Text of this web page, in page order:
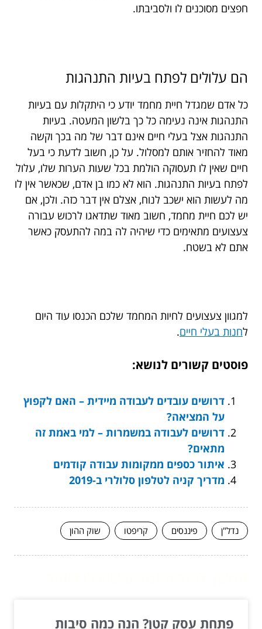
חפצים מסוכנים לו ולסביבתו.
הם עלולים לפתח בעיות התנהגות
כל אדם שמגדל חיית מחמד יודע כי היתקלות עם בעיות
התנהגות אינה נעימה כל כך בלשון המעטה. בעיות
התנהגות אצל בעלי חיים אינם דבר של מה בכך וקשה
מאוד להחזיר אותם למסלול. על כן, חשוב לדעת כי בעל
חיים שאין לו תעסוקה הולמת בכל שעות הערות שלו, עלול
לפתח בעיות התנהגות. הוא לא כמו בן אדם, שכאשר אין לו
מה לעשות הוא ישכב לנוח, אצלם אין דבר כזה. ולכן, אם
יש לכם חיית מחמד, חשוב מאוד שתדאגו לרכוש עבורה
צעצועים מתאימים כדי שיהיה לה במה להתעסק כאשר
אתם לא בשטח.
למגוון צעצועים לחיות המחמד שלכם הכנסו עוד היום
לחנות בעלי חיים.
פוסטים קשורים לנושא:
דרושים עובדים לעבודה מיידית – האם לקפוץ
על המציאה?
דרושים לעבודה במשמרות – למי באמת זה
מתאים?
איתור כספים ממקומות עבודה קודמים
מדריך קניה לטלפון סלולרי ב-2019
נדל"ן פיננסים קריפטו שוק ההון
פתחת עסק קטן? הנה כמה סיבות